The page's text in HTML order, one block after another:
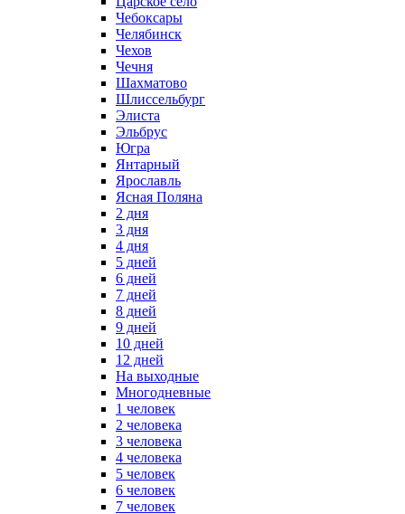
Чебоксары
Челябинск
Чехов
Чечня
Шахматово
Шлиссельбург
Элиста
Эльбрус
Югра
Янтарный
Ярославль
Ясная Поляна
2 дня
3 дня
4 дня
5 дней
6 дней
7 дней
8 дней
9 дней
10 дней
12 дней
На выходные
Многодневные
1 человек
2 человека
3 человека
4 человека
5 человек
6 человек
7 человек